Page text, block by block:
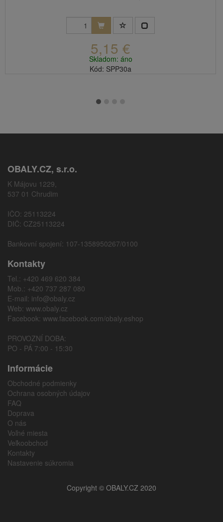
5,15 €
Skladom: áno
Kód: SPP30a
OBALY.CZ, s.r.o.
K Májovu 1229,
537 01 Chrudim
IČO: 25113224
DIČ: CZ25113224
Bankovní spojení: 107-1358950267/0100
Kontakty
Tel.: +420 469 620 384
Mob.: +420 737 287 080
E-mail: info@obaly.cz
Web: www.obaly.cz
Facebook: www.facebook.com/obaly.eshop
PROVOZNÍ DOBA:
PO - PÁ 7:00 - 15:30
Informácie
Obchodné podmienky
Ochrana osobných údajov
FAQ
Doprava
O nás
Voľné miesta
Veľkoobchod
Kontakty
Nastavenie súkromia
Copyright © OBALY.CZ 2020